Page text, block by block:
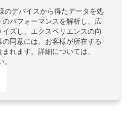
のデバイスから得たデータを処
パフォーマンスを解析し、広
ズし、エクスペリエンスの向
の同意には、お客様が所在する
れます。詳細については、